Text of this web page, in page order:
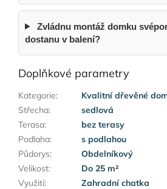
Zvládnu montáž domku
dostanu v balení?
Doplňkové parametry
Kategorie:
Kvalitní dřevěné
Střecha:
sedlová
Terasa:
bez terasy
Podlaha:
s podlahou
Půdorys:
Obdelníkový
Velikost:
Do 25 m²
Využití:
Zahradní chatka